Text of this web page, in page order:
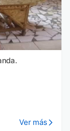
Ver más